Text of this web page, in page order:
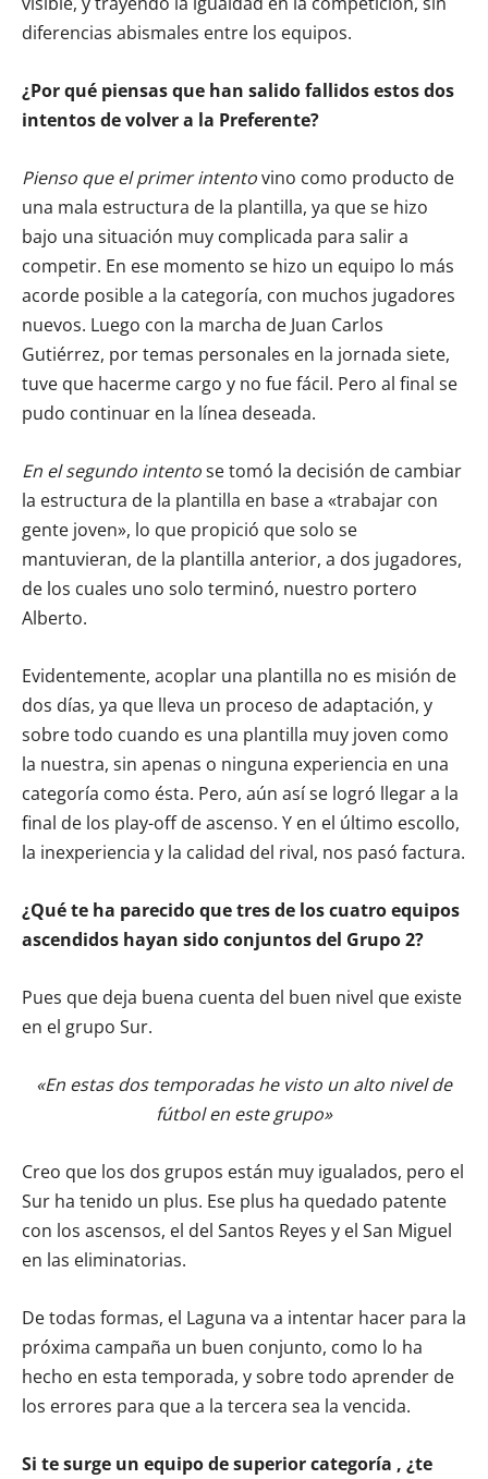
diferencias abismales entre los equipos.
¿Por qué piensas que han salido fallidos estos dos
intentos de volver a la Preferente?
Pienso que el primer intentovino como producto de
una mala estructura de la plantilla, ya que se hizo
bajo una situación muy complicada para salir a
competir. En ese momento se hizo un equipo lo más
acorde posible a la categoría, con muchos jugadores
nuevos. Luego con la marcha de Juan Carlos
Gutiérrez, por temas personales en la jornada siete,
tuve que hacerme cargo y no fue fácil. Pero al final se
pudo continuar en la línea deseada.
En el segundo intentose tomó la decisión de cambiar
la estructura de la plantilla en base a «trabajar con
gente joven», lo que propició que solo se
mantuvieran, de la plantilla anterior, a dos jugadores,
de los cuales uno solo terminó, nuestro portero
Alberto.
Evidentemente, acoplar una plantilla no es misión de
dos días, ya que lleva un proceso de adaptación, y
sobre todo cuando es una plantilla muy joven como
la nuestra, sin apenas o ninguna experiencia en una
categoría como ésta. Pero, aún así se logró llegar a la
final de los play-off de ascenso. Y en el último escollo,
la inexperiencia y la calidad del rival, nos pasó factura.
¿Qué te ha parecido que tres de los cuatro equipos
ascendidos hayan sido conjuntos del Grupo 2?
Pues que deja buena cuenta del buen nivel que existe
en el grupo Sur.
«En estas dos temporadas he visto un alto nivel de
fútbol en este grupo»
Creo que los dos grupos están muy igualados, pero el
Sur ha tenido un plus. Ese plus ha quedado patente
con los ascensos, el del Santos Reyes y el San Miguel
en las eliminatorias.
De todas formas, el Laguna va a intentar hacer para la
próxima campaña un buen conjunto, como lo ha
hecho en esta temporada, y sobre todo aprender de
los errores para que a la tercera sea la vencida.
Si te surge un equipo de superior categoría , ¿te